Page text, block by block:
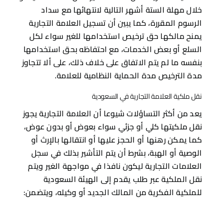
خلال مهلة الستة أشهر التالية لانتهائها مع سداد
الرسوم المقررة، كما يبين أن تسجيل العلامة التجارية
يمنح مالكها حق ترخيص استخدامها للغير سواء لكل
السلع أو بعض الخدمات، مع احتفاظه بحق استخدامها
بنفسه ما لم يتم الاتفاق على خلاف ذلك، على ألا تتجاوز
مدة الترخيص مدة الحماية النظامية للعلامة.
نقل ملكية العلامة التجارية في السعودية
يعد من أكثر التساؤلات شيوعا أن العلامة التجارية يجوز
نقل ملكيتها كلي أو جزئي سواء بعوض أو بدون عوض،
كما يمكن رهنها أو الحجز عليها أو انتقالها بالإرث أو
الوصية أو الهبة، بشرط أن يتم التأشير بذلك في سجل
العلامات التجارية ليكون نافذا في مواجهة الغير ويتم
نقل الملكية عبر طلب يقدم إلى الهيئة السعودية
للملكية الفكرية من المالك الجديد أو وكيله، ويتضمن: